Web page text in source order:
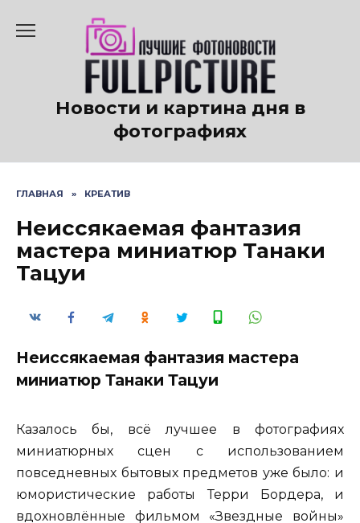
содержанию
Новости и картина дня в
фотографиях
ГЛАВНАЯ » КРЕАТИВ
Неиссякаемая фантазия
мастера миниатюр Танаки
Тацуи
Неиссякаемая фантазия мастера
миниатюр Танаки Тацуи
Казалось бы, всё лучшее в фотографиях
миниатюрных сцен с использованием
повседневных бытовых предметов уже было: и
юмористические работы Терри Бордера, и
вдохновлённые фильмом «Звездные войны»